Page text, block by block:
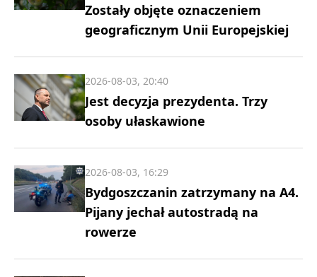
Zostały objęte oznaczeniem
geograficznym Unii Europejskiej
Jest decyzja prezydenta. Trzy
osoby ułaskawione
2026-08-03, 20:40
Bydgoszczanin zatrzymany na A4.
Pijany jechał autostradą na
rowerze
2026-08-03, 16:29